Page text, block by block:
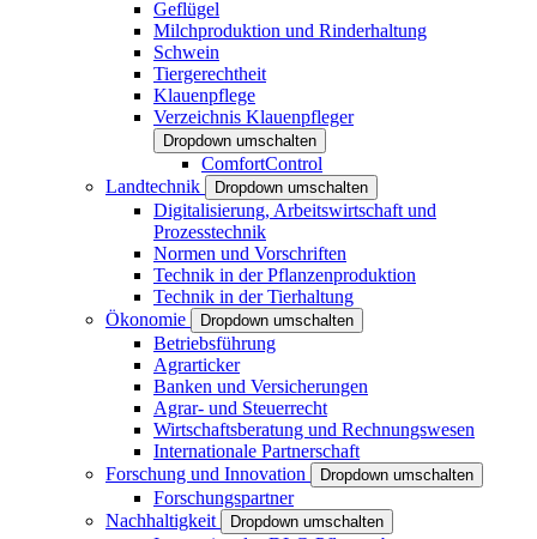
Geflügel
Milchproduktion und Rinderhaltung
Schwein
Tiergerechtheit
Klauenpflege
Verzeichnis Klauenpfleger
Dropdown umschalten
ComfortControl
Landtechnik
Dropdown umschalten
Digitalisierung, Arbeitswirtschaft und
Prozesstechnik
Normen und Vorschriften
Technik in der Pflanzenproduktion
Technik in der Tierhaltung
Ökonomie
Dropdown umschalten
Betriebsführung
Agrarticker
Banken und Versicherungen
Agrar- und Steuerrecht
Wirtschaftsberatung und Rechnungswesen
Internationale Partnerschaft
Forschung und Innovation
Dropdown umschalten
Forschungspartner
Nachhaltigkeit
Dropdown umschalten